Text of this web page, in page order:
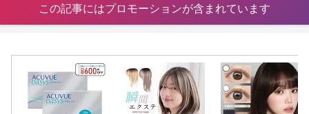
この記事にはプロモーションが含まれています